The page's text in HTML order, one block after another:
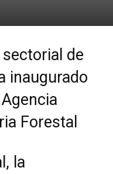
de
inaugurado
Forestal
la